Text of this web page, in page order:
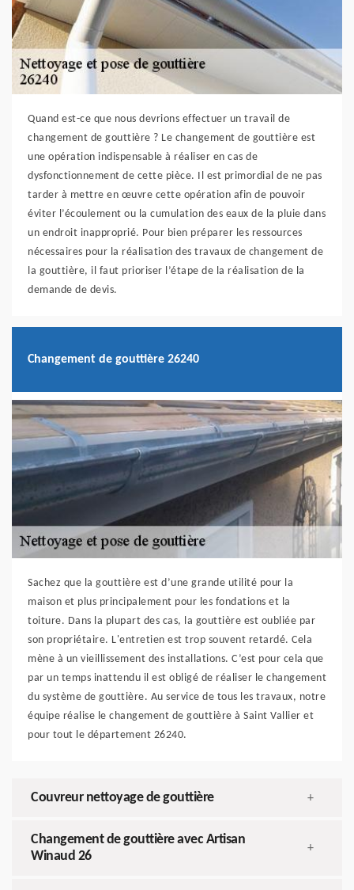
Quand est-ce que nous devrions effectuer un travail de
changement de gouttière ? Le changement de gouttière est
une opération indispensable à réaliser en cas de
dysfonctionnement de cette pièce. Il est primordial de ne pas
tarder à mettre en œuvre cette opération afin de pouvoir
éviter l’écoulement ou la cumulation des eaux de la pluie dans
un endroit inapproprié. Pour bien préparer les ressources
nécessaires pour la réalisation des travaux de changement de
la gouttière, il faut prioriser l’étape de la réalisation de la
demande de devis.
Changement de gouttière 26240
Sachez que la gouttière est d’une grande utilité pour la
maison et plus principalement pour les fondations et la
toiture. Dans la plupart des cas, la gouttière est oubliée par
son propriétaire. L'entretien est trop souvent retardé. Cela
mène à un vieillissement des installations. C’est pour cela que
par un temps inattendu il est obligé de réaliser le changement
du système de gouttière. Au service de tous les travaux, notre
équipe réalise le changement de gouttière à Saint Vallier et
pour tout le département 26240.
Couvreur nettoyage de gouttière +
Changement de gouttière avec Artisan
Winaud 26
+